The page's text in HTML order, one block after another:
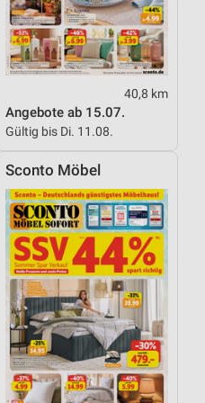
40,8 km
Angebote ab 15.07.
Gültig bis Di. 11.08.
Sconto Möbel
Statistiken oder
verschiedenen
zur Auswahl von